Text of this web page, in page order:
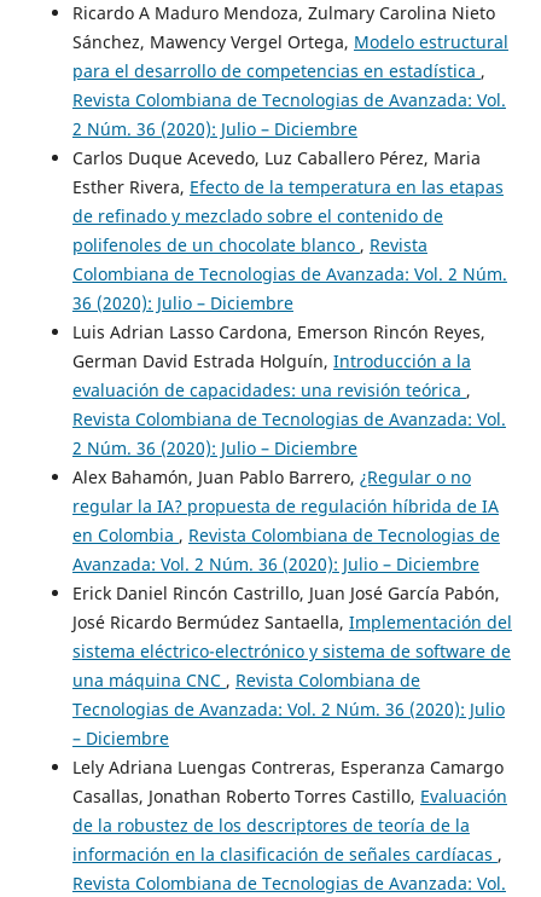
Ricardo A Maduro Mendoza, Zulmary Carolina Nieto
Sánchez, Mawency Vergel Ortega, Modelo estructural
para el desarrollo de competencias en estadística ,
Revista Colombiana de Tecnologias de Avanzada: Vol.
2 Núm. 36 (2020): Julio – Diciembre
Carlos Duque Acevedo, Luz Caballero Pérez, Maria
Esther Rivera, Efecto de la temperatura en las etapas
de refinado y mezclado sobre el contenido de
polifenoles de un chocolate blanco , Revista
Colombiana de Tecnologias de Avanzada: Vol. 2 Núm.
36 (2020): Julio – Diciembre
Luis Adrian Lasso Cardona, Emerson Rincón Reyes,
German David Estrada Holguín, Introducción a la
evaluación de capacidades: una revisión teórica ,
Revista Colombiana de Tecnologias de Avanzada: Vol.
2 Núm. 36 (2020): Julio – Diciembre
Alex Bahamón, Juan Pablo Barrero, ¿Regular o no
regular la IA? propuesta de regulación híbrida de IA
en Colombia , Revista Colombiana de Tecnologias de
Avanzada: Vol. 2 Núm. 36 (2020): Julio – Diciembre
Erick Daniel Rincón Castrillo, Juan José García Pabón,
José Ricardo Bermúdez Santaella, Implementación del
sistema eléctrico-electrónico y sistema de software de
una máquina CNC , Revista Colombiana de
Tecnologias de Avanzada: Vol. 2 Núm. 36 (2020): Julio
– Diciembre
Lely Adriana Luengas Contreras, Esperanza Camargo
Casallas, Jonathan Roberto Torres Castillo, Evaluación
de la robustez de los descriptores de teoría de la
información en la clasificación de señales cardíacas ,
Revista Colombiana de Tecnologias de Avanzada: Vol.